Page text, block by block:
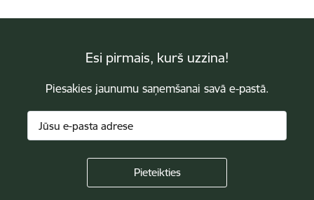
Esi pirmais, kurš uzzina!
Piesakies jaunumu saņemšanai savā e-pastā.